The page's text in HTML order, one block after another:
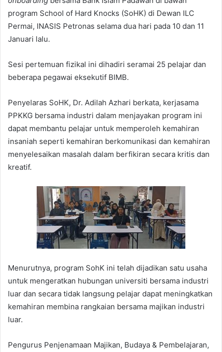
program School of Hard Knocks (SoHK) di Dewan ILC
Permai, INASIS Petronas selama dua hari pada 10 dan 11
Januari lalu.
Sesi pertemuan fizikal ini dihadiri seramai 25 pelajar dan
beberapa pegawai eksekutif BIMB.
Penyelaras SoHK, Dr. Adilah Azhari berkata, kerjasama
PPKKG bersama industri dalam menjayakan program ini
dapat membantu pelajar untuk memperoleh kemahiran
insaniah seperti kemahiran berkomunikasi dan kemahiran
menyelesaikan masalah dalam berfikiran secara kritis dan
kreatif.
Menurutnya, program SohK ini telah dijadikan satu usaha
untuk mengeratkan hubungan universiti bersama industri
luar dan secara tidak langsung pelajar dapat meningkatkan
kemahiran membina rangkaian bersama majikan industri
luar.
Pengurus Penjenamaan Majikan, Budaya & Pembelajaran,